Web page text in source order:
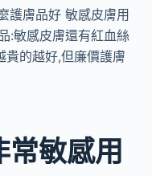
護膚品好 敏感皮膚用
:敏感皮膚還有紅血絲
貴的越好,但廉價護膚
敏感用